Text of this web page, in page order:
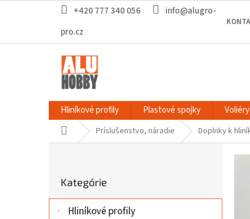
+420 777 340 056
info@alugro-
pro.cz
Hliníkové profily Plastové spojky Voliéry
DomovPríslušenstvo, náradie Doplnky k
ý
kategórie
Kategórie
Hliníkové profily